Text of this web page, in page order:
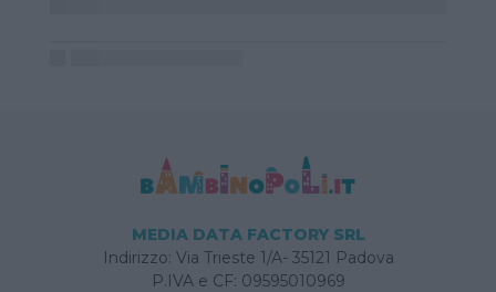
MEDIA DATA FACTORY SRL
Indirizzo: Via Trieste 1/A- 35121 Padova
P.IVA e CF: 09595010969